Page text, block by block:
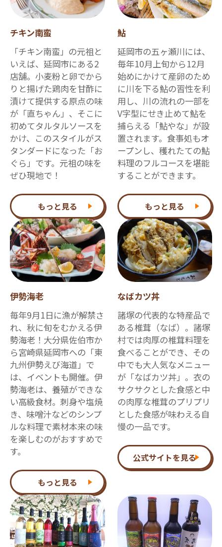
チキン南蛮
「チキン南蛮」の元祖と
いえば、延岡市にある2
店舗。小麦粉と卵でから
りと揚げた鶏肉を甘酢に
漬けて提供する原点の味
が「直ちゃん」、そこに
初めてタルタルソースを
かけ、このスタイルがス
タンダードになった「お
ぐら」です。元祖の味を
ぜひ現地で！
もっと見る
鮎
延岡市の五ヶ瀬川には、
毎年10月上旬から12月
始めにかけて産卵のため
に川を下る鮎の習性を利
用し、川の流れの一部を
V字型にせき止めて鮎を
捕らえる「鮎やな」が設
置されます。食事処もオ
ープンし、穫れたての鮎
料理のフルコースを堪能
することができます。
もっと見る
伊勢海老
毎年9月1日に漁が解禁さ
れ、秋に旬をむかえる伊
勢海老！大分県佐伯市か
ら宮崎県延岡市への「東
九州伊勢えび海道」で
は、イベントも開催。伊
勢海老は、養殖ができな
い高級食材。刺身や塩焼
き、味噌汁などのシンプ
ルな料理で素材本来の味
を楽しむのがおすすめで
す。
もっと見る
なばカツ丼
諸塚の代表的な特産品で
ある椎茸（なば）。諸塚
村では肉厚の椎茸料理を
食べることができ、その
中でも大人気なメニュー
が「なばカツ丼」。衣の
サクサクとした食感と中
の肉厚な椎茸のプリプリ
とした食感が味わえる自
慢の一品です。
公式サイトを見る